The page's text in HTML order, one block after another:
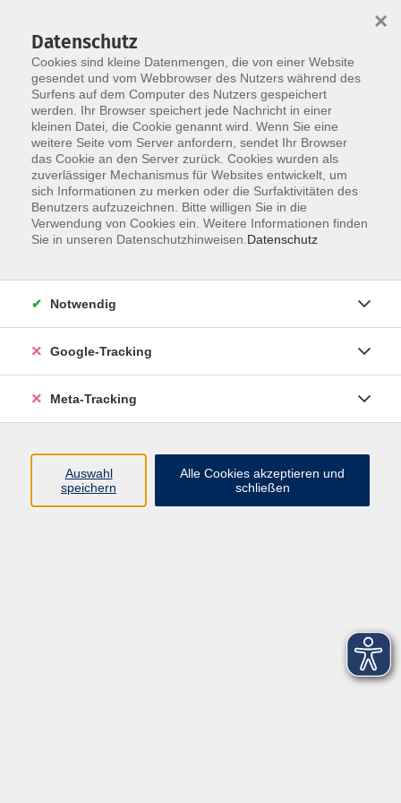
Skip to main content
Der Kurs konnte nicht gefunden werden.
Über uns
Datenschutz
Cookies sind kleine Datenmengen, die von einer Website
gesendet und vom Webbrowser des Nutzers während des
Surfens auf dem Computer des Nutzers gespeichert
werden. Ihr Browser speichert jede Nachricht in einer
kleinen Datei, die Cookie genannt wird. Wenn Sie eine
weitere Seite vom Server anfordern, sendet Ihr Browser
das Cookie an den Server zurück. Cookies wurden als
zuverlässiger Mechanismus für Websites entwickelt, um
sich Informationen zu merken oder die Surfaktivitäten des
Benutzers aufzuzeichnen. Bitte willigen Sie in die
Verwendung von Cookies ein. Weitere Informationen finden
Sie in unseren Datenschutzhinweisen. Datenschutz
×
Notwendig
Google-Tracking
Meta-Tracking
Auswahl
speichern
Alle Cookies akzeptieren und
schließen